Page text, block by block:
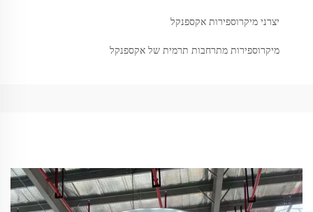
יצרני מיקרוספירות אקספנקל
מיקרוספירות מתרחבות תרמית של אקספנקל